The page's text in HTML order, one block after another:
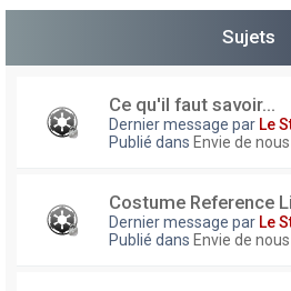
Sujets
Ce qu'il faut savoir...
Dernier message par Le
Publié dans Envie de
Costume Reference
Dernier message par Le
Publié dans Envie de